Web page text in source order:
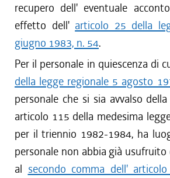
recupero dell' eventuale
effetto dell' articolo 25 della
giugno 1983, n. 54.
Per il personale in quiescenza di
della legge regionale 5 agosto
personale che si sia avvalso
articolo 115 della medesima
per il triennio 1982-1984, ha
personale non abbia già
al secondo comma dell'